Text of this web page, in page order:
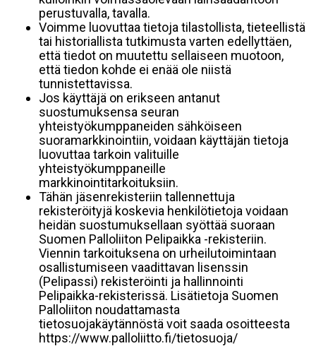
perustuvalla, tavalla.
Voimme luovuttaa tietoja tilastollista, tieteellistä
tai historiallista tutkimusta varten edellyttäen,
että tiedot on muutettu sellaiseen muotoon,
että tiedon kohde ei enää ole niistä
tunnistettavissa.
Jos käyttäjä on erikseen antanut
suostumuksensa seuran
yhteistyökumppaneiden sähköiseen
suoramarkkinointiin, voidaan käyttäjän tietoja
luovuttaa tarkoin valituille
yhteistyökumppaneille
markkinointitarkoituksiin.
Tähän jäsenrekisteriin tallennettuja
rekisteröityjä koskevia henkilötietoja voidaan
heidän suostumuksellaan syöttää suoraan
Suomen Palloliiton Pelipaikka -rekisteriin.
Viennin tarkoituksena on urheilutoimintaan
osallistumiseen vaadittavan lisenssin
(Pelipassi) rekisteröinti ja hallinnointi
Pelipaikka-rekisterissä. Lisätietoja Suomen
Palloliiton noudattamasta
tietosuojakäytännöstä voit saada osoitteesta
https://www.palloliitto.fi/tietosuoja/